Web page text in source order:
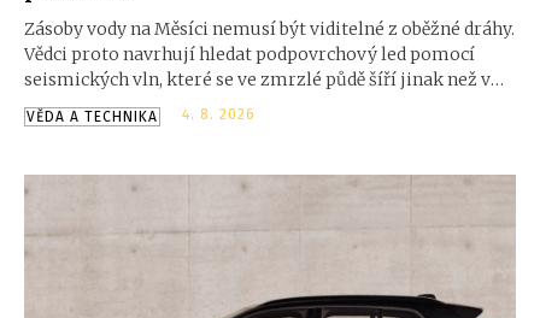
Zásoby vody na Měsíci nemusí být viditelné z oběžné dráhy.
Vědci proto navrhují hledat podpovrchový led pomocí
seismických vln, které se ve zmrzlé půdě šíří jinak než v
suchém materiálu. Metoda by mohla pomoci při přípravě
budoucích pilotovaných misí.
VĚDA A TECHNIKA 4. 8. 2026